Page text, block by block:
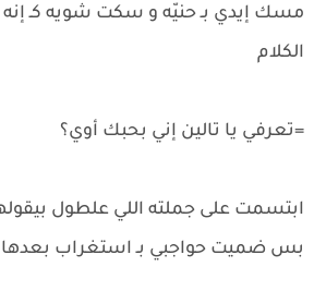
مسك إيدي بـ حنيّه و سكت شويه كـ
الكلام
=تعرفي يا تالين إني بحبك أوي؟
ابتسمت على جملته اللي علطول
بس ضميت حواجبي بـ استغراب